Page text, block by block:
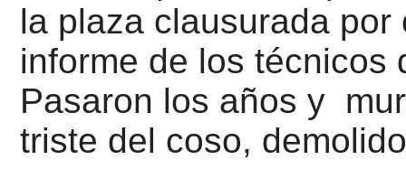
la plaza clausurada
informe de los técnicos
Pasaron los años y
triste del coso,